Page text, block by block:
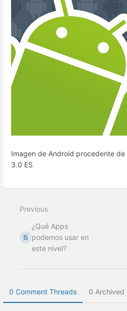
Imagen de Android procedente de
3.0 ES
mode
Previous
¿Qué Apps
podemos usar en
este nivel?
0 Comment Threads 0 Archived